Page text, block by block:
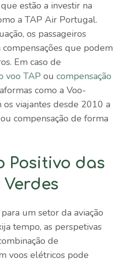
estão a investir na
a TAP Air Portugal.
os passageiros
que podem
Em caso de
voo TAP ou compensação
como a Voo-
viajantes desde 2010 a
compensação de forma
Positivo das
Verdes
um setor da aviação
tempo, as perspetivas
de
voos elétricos pode